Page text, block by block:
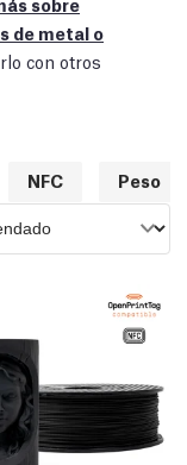
de metal o
con otros
NFC Peso